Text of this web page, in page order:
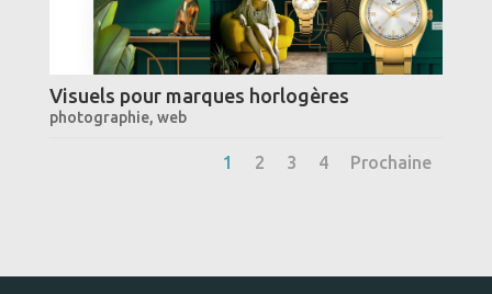
Visuels pour marques horlogères
photographie, web
1 2 3 4 Prochaine